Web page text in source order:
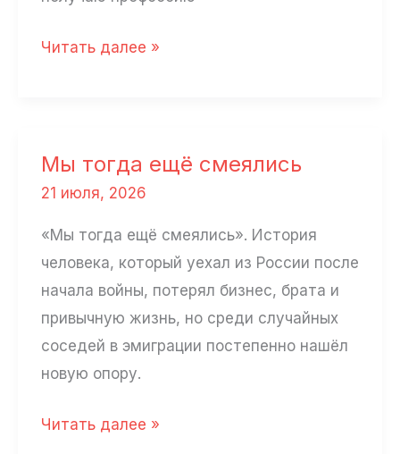
«Шанс
всех»
Читать далее »
Мы тогда ещё смеялись
21 июля, 2026
«Мы тогда ещё смеялись». История
человека, который уехал из России после
начала войны, потерял бизнес, брата и
привычную жизнь, но среди случайных
соседей в эмиграции постепенно нашёл
новую опору.
Мы
Читать далее »